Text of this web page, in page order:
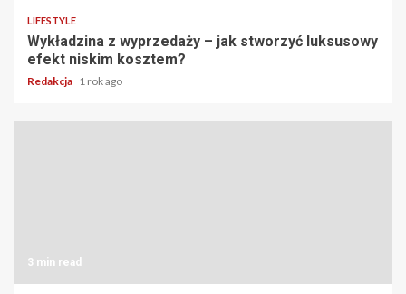
LIFESTYLE
Wykładzina z wyprzedaży – jak stworzyć luksusowy
efekt niskim kosztem?
Redakcja 1 rok ago
3 min read